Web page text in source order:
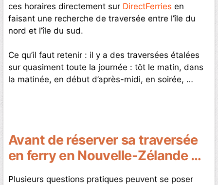
ces horaires directement sur DirectFerries en
faisant une recherche de traversée entre l’île du
nord et l’île du sud.
Ce qu’il faut retenir : il y a des traversées étalées
sur quasiment toute la journée : tôt le matin, dans
la matinée, en début d’après-midi, en soirée, …
Avant de réserver sa traversée
en ferry en Nouvelle-Zélande …
Plusieurs questions pratiques peuvent se poser